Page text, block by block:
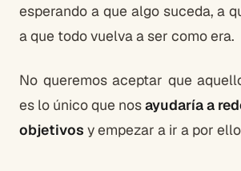
esperando a que algo suceda, a
a que todo vuelva a ser como era.
No queremos aceptar que
es lo único que nosayudaría a
objetivos y empezar a ir a por